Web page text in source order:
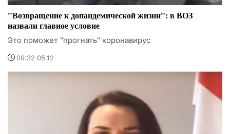
"Возвращение к допандемической жизни": в ВОЗ
назвали главное условие
Это поможет "прогнать" коронавирус
09:32 05.12